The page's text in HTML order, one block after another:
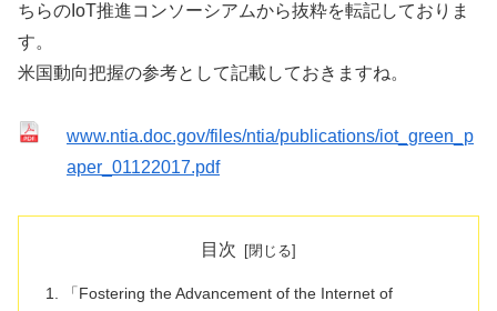
ちらのIoT推進コンソーシアムから抜粋を転記しておりま
す。
米国動向把握の参考として記載しておきますね。
www.ntia.doc.gov/files/ntia/publications/iot_green_p
aper_01122017.pdf
目次
「Fostering the Advancement of the Internet of